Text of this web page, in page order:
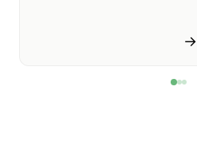
miljon svenskar uppger att
→